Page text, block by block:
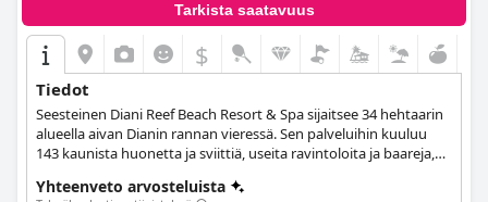
Tarkista saatavuus
$
Tiedot
Seesteinen Diani Reef Beach Resort & Spa sijaitsee 34 hehtaarin
alueella aivan Dianin rannan vieressä. Sen palveluihin kuuluu
143 kaunista huonetta ja sviittiä, useita ravintoloita ja baareja,
kaikkiin tilaisuuksiin.
Yhteenveto arvosteluista